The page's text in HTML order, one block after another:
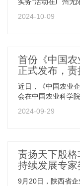
2024-10-09
首份《中国农
正式发布，
近日，《中国农业
会在中国农业科学
2024-09-29
责扬天下殷
持续发展专家
9月20日，陕西省